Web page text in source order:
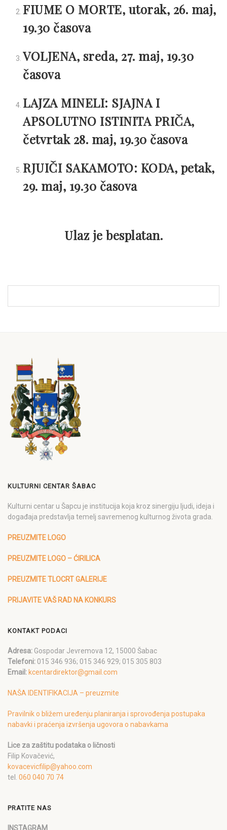
FIUME O MORTE, utorak, 26. maj,
19.30 časova
VOLJENA, sreda, 27. maj, 19.30
časova
LAJZA MINELI: SJAJNA I
APSOLUTNO ISTINITA PRIČA,
četvrtak 28. maj, 19.30 časova
RJUIČI SAKAMOTO: KODA, petak,
29. maj, 19.30 časova
Ulaz je besplatan.
KULTURNI CENTAR ŠABAC
Kulturni centar u Šapcu je institucija koja kroz sinergiju ljudi, ideja i
događaja predstavlja temelj savremenog kulturnog života grada.
PREUZMITE LOGO
PREUZMITE LOGO – ĆIRILICA
PREUZMITE TLOCRT GALERIJE
PRIJAVITE VAŠ RAD NA KONKURS
KONTAKT PODACI
Adresa: Gospodar Jevremova 12, 15000 Šabac
Telefoni: 015 346 936; 015 346 929; 015 305 803
Email: kcentardirektor@gmail.com
NAŠA IDENTIFIKACIJA – preuzmite
Pravilnik o bližem uređenju planiranja i sprovođenja postupaka
nabavki i praćenja izvršenja ugovora o nabavkama
Lice za zaštitu podataka o ličnosti
Filip Kovačević,
kovacevicfilip@yahoo.com
tel. 060 040 70 74
PRATITE NAS
INSTAGRAM